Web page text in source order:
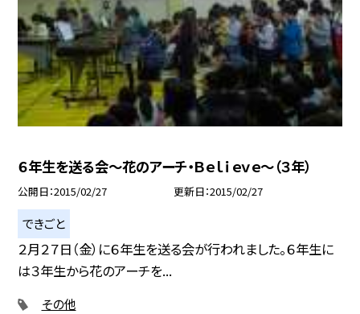
６年生を送る会〜花のアーチ・Ｂｅｌｉｅｖｅ〜（３年）
公開日 2015/02/27 更新日 2015/02/27
できごと
２月２７日（金）に６年生を送る会が行われました。６年生に
は３年生から花のアーチを...
その他